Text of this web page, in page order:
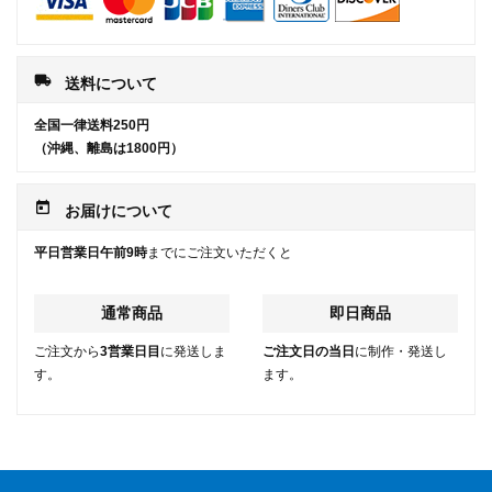
local_shipping 送料について
全国一律送料250円
（沖縄、離島は1800円）
today お届けについて
平日営業日午前9時までにご注文いただくと
通常商品
ご注文から3営業日目 に発送しま
す。
即日商品
ご注文日の当日 に制作・発送し
ます。